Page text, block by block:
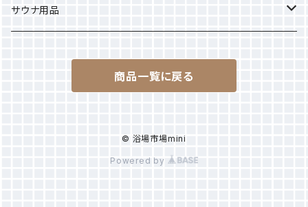
サウナ用品
商品一覧に戻る
© 浴場市場mini
Powered by